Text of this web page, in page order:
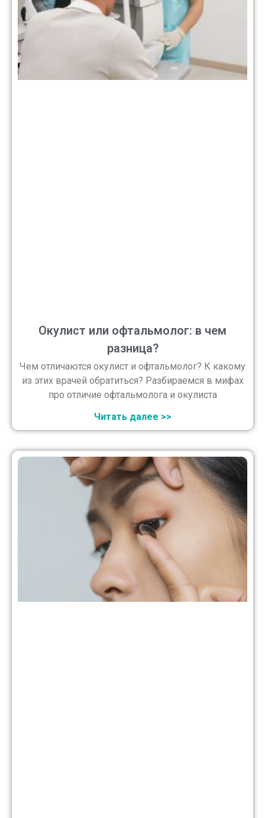
Окулист или офтальмолог: в чем
разница?
Чем отличаются окулист и офтальмолог? К какому
из этих врачей обратиться? Разбираемся в мифах
про отличие офтальмолога и окулиста
Читать далее >>